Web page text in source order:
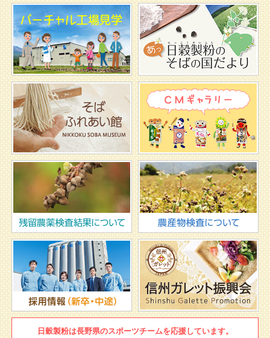
日穀製粉は長野県のスポーツチームを応援しています。